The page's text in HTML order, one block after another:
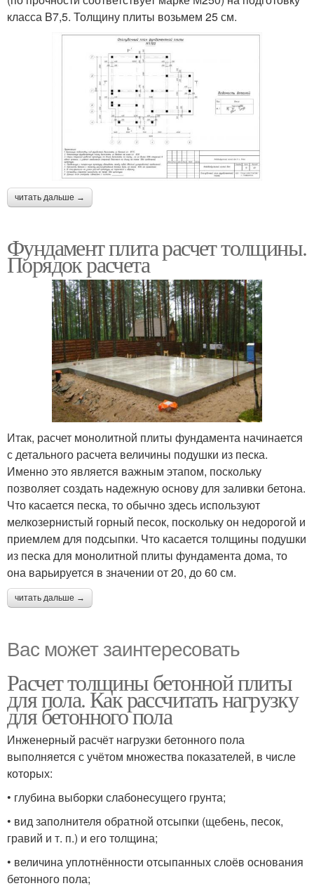
класса B7,5. Толщину плиты возьмем 25 см.
читать дальше →
Фундамент плита расчет толщины.
Порядок расчета
Итак, расчет монолитной плиты фундамента начинается
с детального расчета величины подушки из песка.
Именно это является важным этапом, поскольку
позволяет создать надежную основу для заливки бетона.
Что касается песка, то обычно здесь используют
мелкозернистый горный песок, поскольку он недорогой и
приемлем для подсыпки. Что касается толщины подушки
из песка для монолитной плиты фундамента дома, то
она варьируется в значении от 20, до 60 см.
читать дальше →
Вас может заинтересовать
Расчет толщины бетонной плиты
для пола. Как рассчитать нагрузку
для бетонного пола
Инженерный расчёт нагрузки бетонного пола
выполняется с учётом множества показателей, в числе
которых:
• глубина выборки слабонесущего грунта;
• вид заполнителя обратной отсыпки (щебень, песок,
гравий и т. п.) и его толщина;
• величина уплотнённости отсыпанных слоёв основания
бетонного пола;